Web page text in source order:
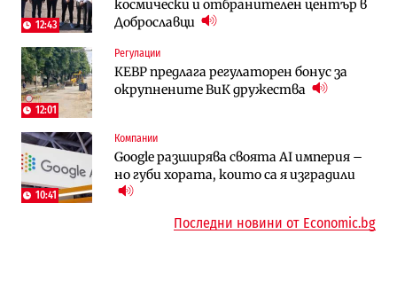
12:43
космически и отбранителен център в
Доброславци
12:01
Регулации
КЕВР предлага регулаторен бонус за
окрупнените ВиК дружества
10:41
Компании
Google разширява своята AI империя –
но губи хората, които са я изградили
няколко седмици, ако сушата продължи
Публични финанси
Общините вече зависят от
централната власт за 75% от
To:know
Последни дни с обозначаване на цените
в лева: Какво предстои?
август?
Отрасли
Жилищата в България поскъпват при
намаляващо население и все повече
Компании
А1 отново е лидер при технологичните
компании и системните интегратори
Последни новини от Economic.bg